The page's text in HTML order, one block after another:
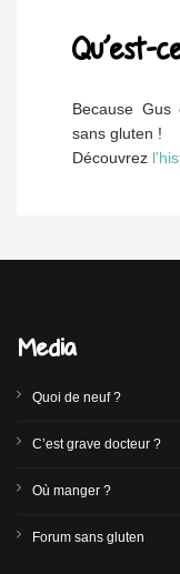
Qu’est-
Because
sans gluten !
Découvrez
Media
Quoi de neuf ?
C’est grave docteur ?
Où manger ?
Forum sans gluten